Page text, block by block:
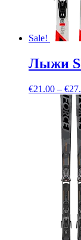
Sale!
Лыжи
€21.00 – €